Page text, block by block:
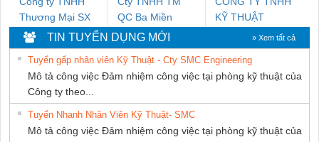
Thương Mại SX
Ba Miền
QC Ba Miền
KỸ THUẬT
KTECH VIỆT
NAM
TIN TUYỂN DỤNG MỚI » Xem tất cả
Tuyển gấp nhân viên Kỹ Thuật - Cty SMC Engineering
Mô tả công việc Đảm nhiệm công việc tại phòng kỹ thuật của
Công ty theo...
Tuyển Nhanh Nhân Viên Kỹ Thuật- SMC
Mô tả công việc Đảm nhiệm công việc tại phòng kỹ thuật của